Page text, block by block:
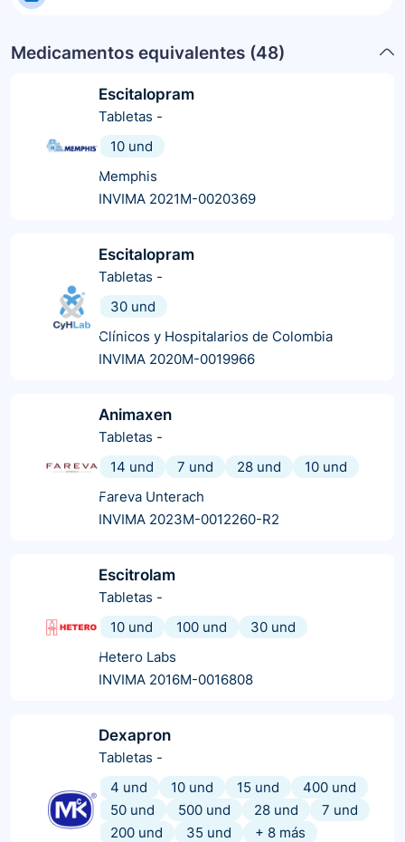
Medicamentos equivalentes (48)
Escitalopram
Tabletas -
10 und
Memphis
INVIMA 2021M-0020369
Escitalopram
Tabletas -
30 und
Clínicos y Hospitalarios de Colombia
INVIMA 2020M-0019966
Animaxen
Tabletas -
14 und
7 und 28 und
10 und
Fareva Unterach
INVIMA 2023M-0012260-R2
Escitrolam
Tabletas -
10 und
100 und
30 und
Hetero Labs
INVIMA 2016M-0016808
Dexapron
Tabletas -
4 und
10 und 15 und
400 und
50 und
500 und 28 und
7 und
200 und
35 und + 8 más